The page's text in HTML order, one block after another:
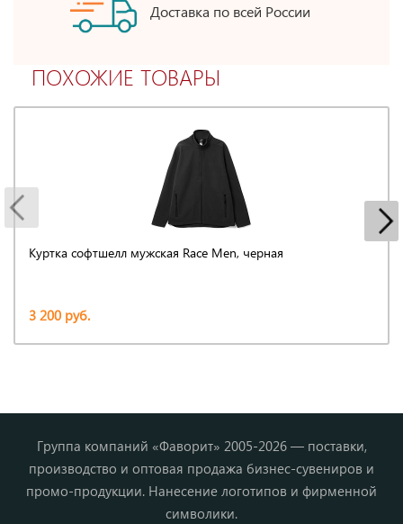
Доставка по всей России
ПОХОЖИЕ ТОВАРЫ
Куртка софтшелл мужская Race Men, черная
3 200 руб.
Группа компаний «Фаворит» 2005-2026 — поставки,
производство и оптовая продажа бизнес-сувениров и
промо-продукции. Нанесение логотипов и фирменной
символики.